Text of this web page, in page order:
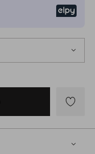
till
favoriter